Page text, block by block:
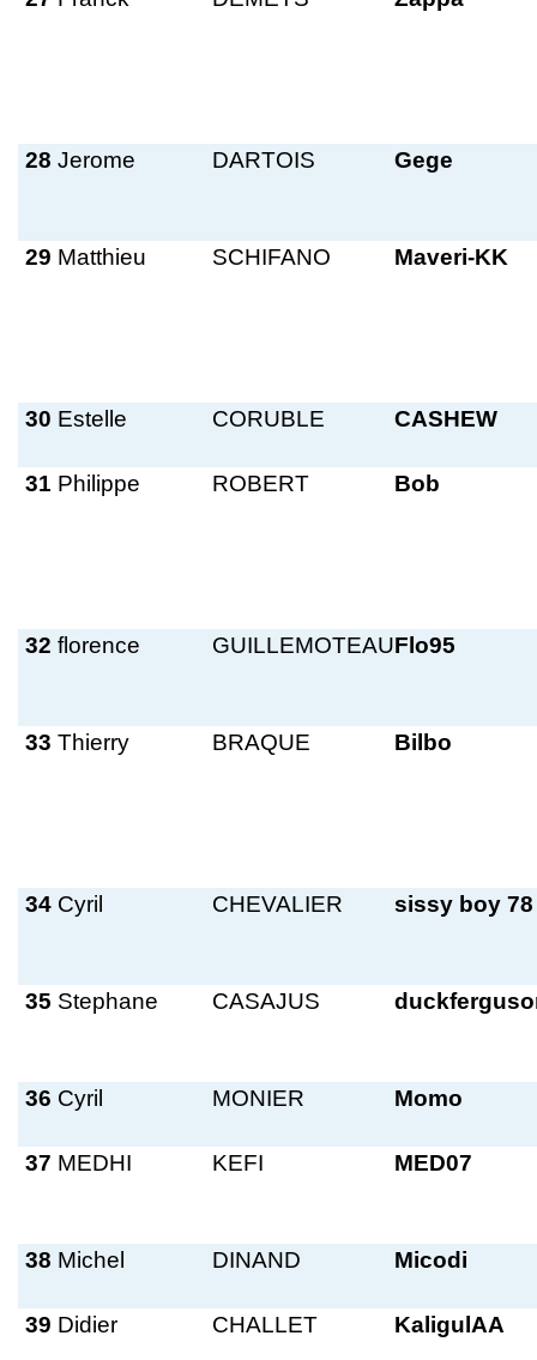
28 Jerome DARTOIS Gege
29 Matthieu SCHIFANO Maveri-KK
30 Estelle CORUBLE CASHEW
31 Philippe ROBERT Bob
32 florence GUILLEMOTEAUFlo95
33 Thierry BRAQUE Bilbo
34 Cyril CHEVALIER sissy boy 78
35 Stephane CASAJUS
36 Cyril MONIER Momo
37 MEDHI KEFI MED07
38 Michel DINAND Micodi
39 Didier CHALLET KaligulAA